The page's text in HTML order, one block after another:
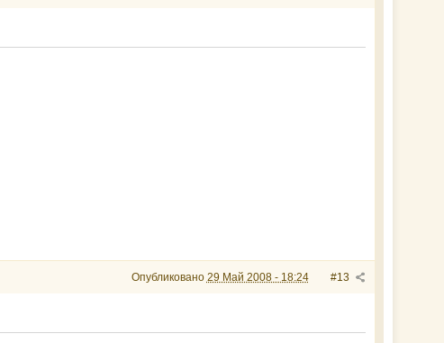
#13
Опубликовано 29 Май 2008 - 18:24